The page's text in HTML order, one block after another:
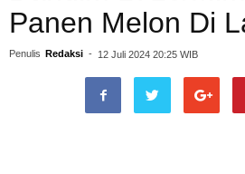
Panen Melon Di
Penulis Redaksi - 12 Juli 2024 20:25 WIB